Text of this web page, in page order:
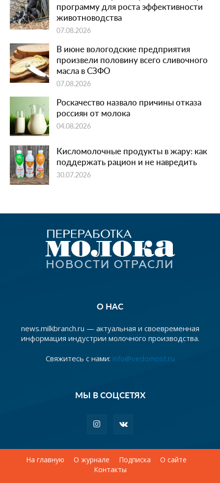
программу для роста эффективности
животноводства
07.08.2026
В июне вологодские предприятия
произвели половину всего сливочного
масла в СЗФО
07.08.2026
Роскачество назвало причины отказа
россиян от молока
04.08.2026
Кисломолочные продукты в жару: как
поддержать рацион и не навредить
30.07.2026
О НАС
news.milkbranch.ru — актуальная и своевременная
информация индустрии молочного производства.
Свяжитесь с нами: info@vedomost.ru
МЫ В СОЦСЕТЯХ
На главную О журнале Подписка
О сайте
Контакты